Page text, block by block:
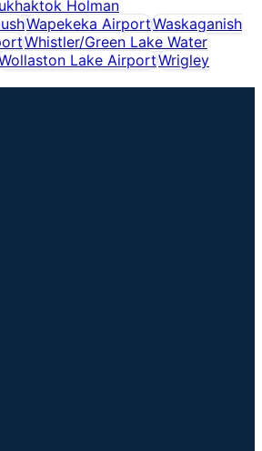
Holman
Wapekeka AirportWaskaganish
Whistler/Green Lake Water
Lake AirportWrigley